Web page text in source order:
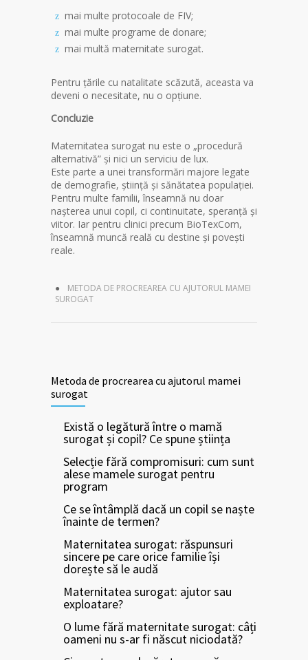
mai multe protocoale de FIV;
mai multe programe de donare;
mai multă maternitate surogat.
Pentru țările cu natalitate scăzută, aceasta va
deveni o necesitate, nu o opțiune.
Concluzie
Maternitatea surogat nu este o „procedură
alternativă” și nici un serviciu de lux.
Este parte a unei transformări majore legate
de demografie, știință și sănătatea populației.
Pentru multe familii, înseamnă nu doar
nașterea unui copil, ci continuitate, speranță și
viitor. Iar pentru clinici precum BioTexCom,
înseamnă muncă reală cu destine și povești
reale.
METODA DE PROCREAREA CU AJUTORUL MAMEI
SUROGAT
Metoda de procrearea cu ajutorul mamei
surogat
Există o legătură între o mamă
surogat și copil? Ce spune știința
Selecție fără compromisuri: cum sunt
alese mamele surogat pentru
program
Ce se întâmplă dacă un copil se naște
înainte de termen?
Maternitatea surogat: răspunsuri
sincere pe care orice familie își
dorește să le audă
Maternitatea surogat: ajutor sau
exploatare?
O lume fără maternitate surogat: câți
oameni nu s-ar fi născut niciodată?